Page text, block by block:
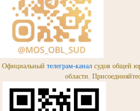
Официальный телеграм-канал судов общей
области.